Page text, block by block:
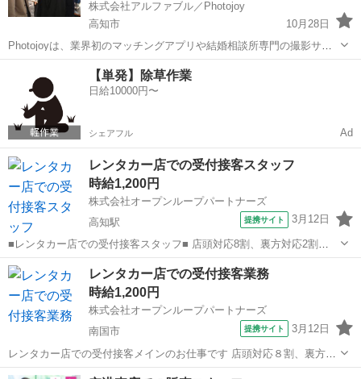
株式会社アルファブル／Photojoy
高知市
10月28日
Photojoyは、業界初のマッチングアプリや結婚相談所専門の撮影サー
ビスとして、2019年2月にリリースしました。 ご利用者様満足度は
95.2％で、本日時点で累計40,000名のご利用者様に選ばれておりま
す。 ...
その他
【単発】除草作業
日給10000円〜
シェアフル Ad
レンタカー店での受付接客スタッフ
時給1,200円
株式会社オープンループパートナーズ
高知駅
提携サイト 3月12日
■レンタカー店での受付接客スタッフ■ 店頭対応8割、裏方対応2割
【店頭対応】 ・予約受付やお客様からの問い合わせ対応 ・貸出：お客
様の予約確認や免許証確認、貸出時の注意事項の説明、契約書の説
明、車への案内等 返却：傷...
高知 高知駅 その他
レンタカー店での受付接客業務
時給1,200円
株式会社オープンループパートナーズ
南国市
提携サイト 3月12日
レンタカー店での受付接客メインのお仕事です 店頭対応８割、裏方作
業２割ほどでご対応いただきます。 ◆具体的には・・・ 【店頭対応】
高知 南国市 その他